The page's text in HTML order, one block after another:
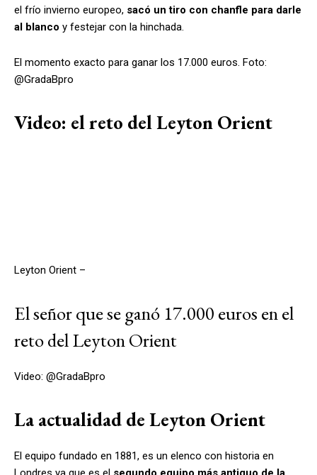
el frío invierno europeo, sacó un tiro con chanfle para darle
al blanco y festejar con la hinchada.
El momento exacto para ganar los 17.000 euros. Foto:
@GradaBpro
Video: el reto del Leyton Orient
Leyton Orient –
El señor que se ganó 17.000 euros en el
reto del Leyton Orient
Video: @GradaBpro
La actualidad de Leyton Orient
El equipo fundado en 1881, es un elenco con historia en